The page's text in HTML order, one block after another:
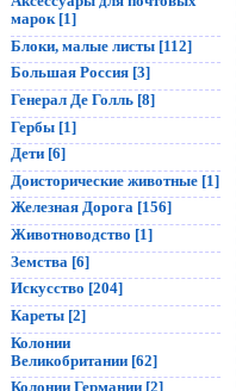
марок [1]
Блоки, малые листы [112]
Большая Россия [3]
Генерал Де Голль [8]
Гербы [1]
Дети [6]
Доисторические животные [1]
Железная Дорога [156]
Животноводство [1]
Земства [6]
Искусство [204]
Кареты [2]
Колонии
Великобритании [62]
Колонии Германии [2]